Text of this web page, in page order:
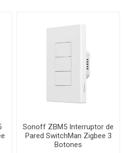
Sonoff ZBM5 Interruptor de
Pared SwitchMan Zigbee 3
Botones